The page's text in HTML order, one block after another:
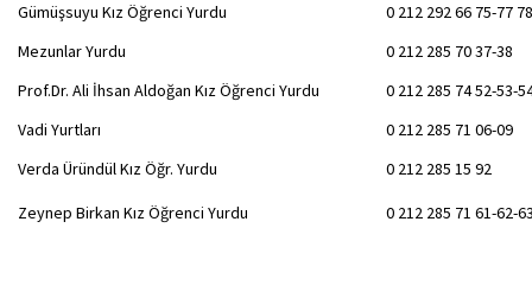
Gümüşsuyu Kız Öğrenci Yurdu
0 212 292 66 75-77 78
Mezunlar Yurdu
0 212 285 70 37-38
Prof.Dr. Ali İhsan Aldoğan Kız Öğrenci Yurdu
0 212 285 74 52-53-
Vadi Yurtları
0 212 285 71 06-09
Verda Üründül Kız Öğr. Yurdu
0 212 285 15 92
Zeynep Birkan Kız Öğrenci Yurdu 0 212 285 71 61-62-